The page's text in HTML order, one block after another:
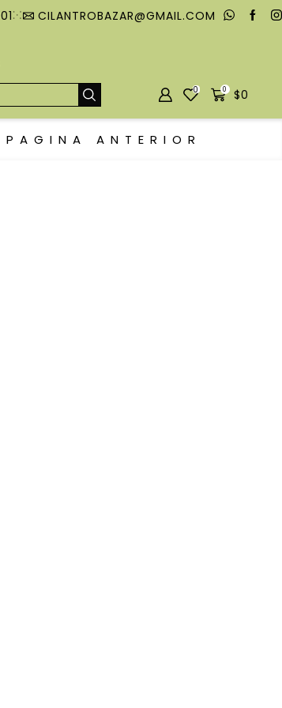
CILANTROBAZAR@GMAIL.COM
0 0 $0
ANTERIOR